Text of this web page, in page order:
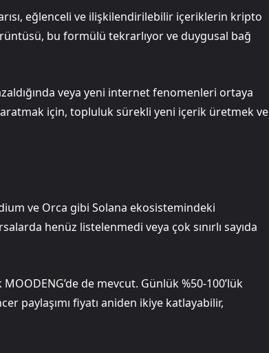
eğlenceli ve ilişkilendirilebilir içeriklerin kripto
bu formülü tekrarlıyor ve duygusal bağ
veya yeni internet fenomenleri ortaya
için, topluluk sürekli yeni içerik üretmek ve
ve Orca gibi Solana ekosistemindeki
henüz listelenmedi veya çok sınırlı sayıda
de mevcut. Günlük %50-100’lük
paylaşımı fiyatı aniden ikiye katlayabilir,